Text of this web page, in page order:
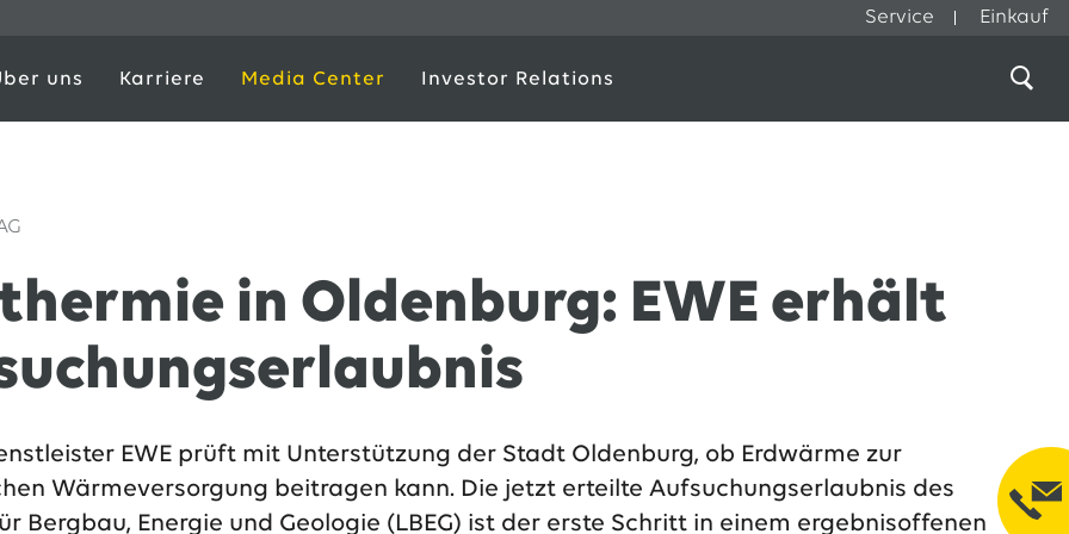
Service Einkauf
uns Karriere Media Center Investor Relations
in Oldenburg: EWE erhält
EWE prüft mit Unterstützung der Stadt Oldenburg, ob Erdwärme zur
Wärmeversorgung beitragen kann. Die jetzt erteilte Aufsuchungserlaubnis des
Bergbau, Energie und Geologie (LBEG) ist der erste Schritt in einem ergebnisoffenen